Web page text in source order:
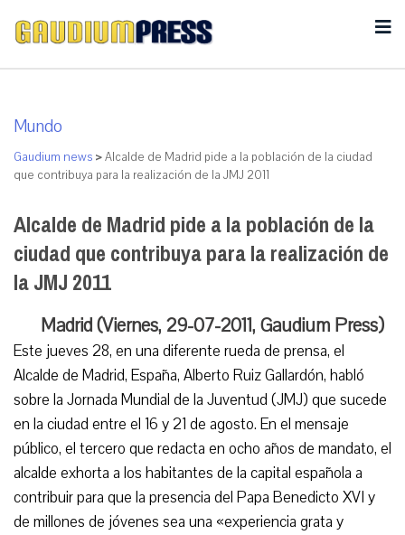
Mundo
Gaudium news >Alcalde de Madrid pide a la población de la ciudad
que contribuya para la realización de la JMJ 2011
Alcalde de Madrid pide a la población de la
ciudad que contribuya para la realización de
la JMJ 2011
Madrid (Viernes, 29-07-2011, Gaudium Press)
Este jueves 28, en una diferente rueda de prensa, el
Alcalde de Madrid, España, Alberto Ruiz Gallardón, habló
sobre la Jornada Mundial de la Juventud (JMJ) que sucede
en la ciudad entre el 16 y 21 de agosto. En el mensaje
público, el tercero que redacta en ocho años de mandato, el
alcalde exhorta a los habitantes de la capital española a
contribuir para que la presencia del Papa Benedicto XVI y
de millones de jóvenes sea una «experiencia grata y